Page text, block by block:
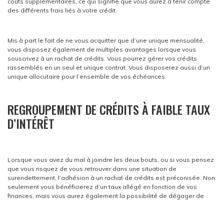
des différents frais liés à votre crédit.
Mis à part le fait de ne vous acquitter que d’une unique mensualité,
vous disposez également de multiples avantages lorsque vous
souscrivez à un rachat de crédits. Vous pourrez gérer vos crédits
rassemblés en un seul et unique contrat. Vous disposerez aussi d’un
unique allocutaire pour l’ensemble de vos échéances.
REGROUPEMENT DE CRÉDITS À FAIBLE TAUX
D’INTÉRÊT
Lorsque vous avez du mal à joindre les deux bouts, ou si vous pensez
que vous risquez de vous retrouver dans une situation de
surendettement, l’adhésion à un rachat de crédits est préconisée. Non
seulement vous bénéficierez d’un taux allégé en fonction de vos
finances, mais vous aurez également la possibilité de dégager de